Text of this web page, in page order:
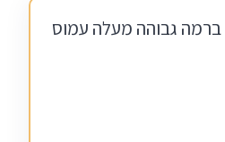
ברמה גבוהה מעלה עמוס